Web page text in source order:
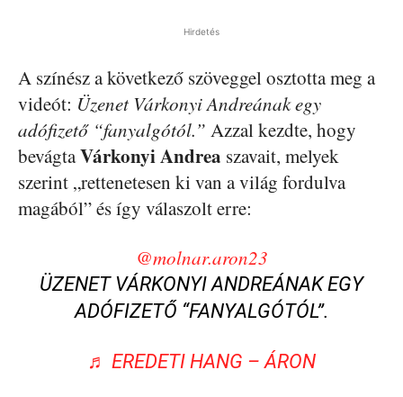
Hirdetés
A színész a következő szöveggel osztotta meg a
videót: Üzenet Várkonyi Andreának egy
adófizető “fanyalgótól.” Azzal kezdte, hogy
bevágtaVárkonyi Andrea szavait, melyek
szerint „rettenetesen ki van a világ fordulva
magából” és így válaszolt erre:
@molnar.aron23
ÜZENET VÁRKONYI ANDREÁNAK EGY
ADÓFIZETŐ “FANYALGÓTÓL”.
♬ EREDETI HANG – ÁRON